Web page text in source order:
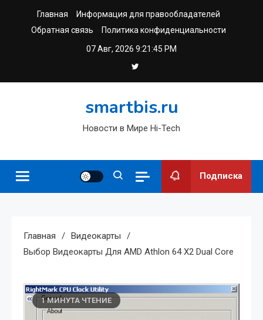
Главная
Информация для правообладателей
Обратная связь
Политика конфиденциальности
07 Авг, 2026 9:21:45 PM
smartbis.ru
Новости в Мире Hi-Tech
Подписка
Главная
Видеокарты
Выбор Видеокарты Для AMD Athlon 64 X2 Dual Core
1 МИНУТА ЧТЕНИЕ